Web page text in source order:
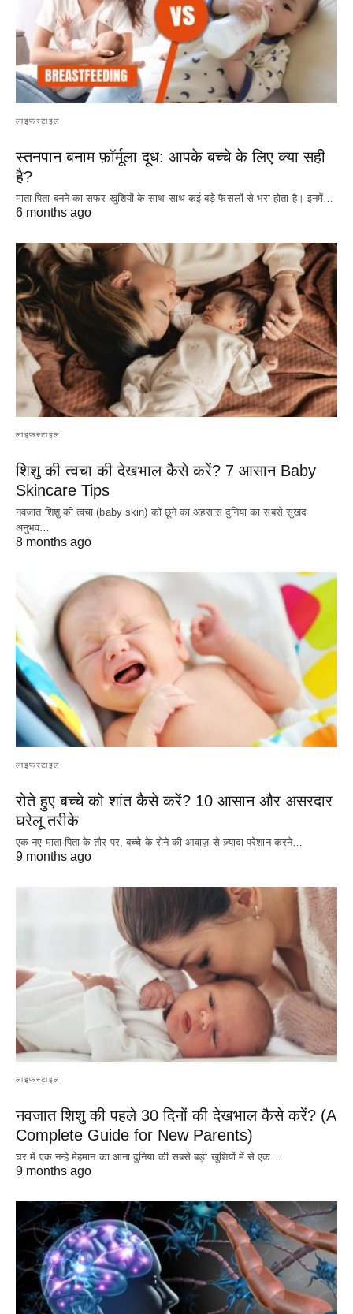
लाइफस्टाइल
स्तनपान बनाम फ़ॉर्मूला दूध: आपके बच्चे के लिए क्या सही
है?
माता-पिता बनने का सफर खुशियों के साथ-साथ कई बड़े फैसलों से भरा होता है। इनमें…
6 months ago
लाइफस्टाइल
शिशु की त्वचा की देखभाल कैसे करें? 7 आसान Baby
Skincare Tips
नवजात शिशु की त्वचा (baby skin) को छूने का अहसास दुनिया का सबसे सुखद
अनुभव…
8 months ago
लाइफस्टाइल
रोते हुए बच्चे को शांत कैसे करें? 10 आसान और असरदार
घरेलू तरीके
एक नए माता-पिता के तौर पर, बच्चे के रोने की आवाज़ से ज़्यादा परेशान करने…
9 months ago
लाइफस्टाइल
नवजात शिशु की पहले 30 दिनों की देखभाल कैसे करें? (A
Complete Guide for New Parents)
घर में एक नन्हे मेहमान का आना दुनिया की सबसे बड़ी खुशियों में से एक…
9 months ago